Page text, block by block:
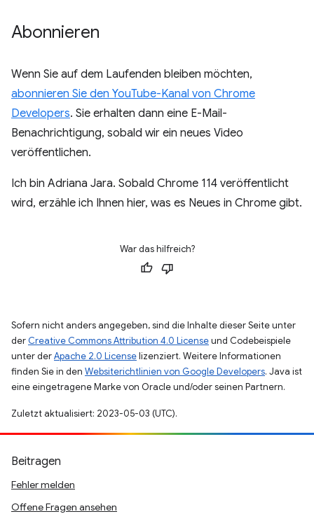
Abonnieren
Wenn Sie auf dem Laufenden bleiben möchten,
abonnieren Sie den YouTube-Kanal von Chrome
Developers. Sie erhalten dann eine E-Mail-
Benachrichtigung, sobald wir ein neues Video
veröffentlichen.
Ich bin Adriana Jara. Sobald Chrome 114 veröffentlicht
wird, erzähle ich Ihnen hier, was es Neues in Chrome gibt.
War das hilfreich?
Sofern nicht anders angegeben, sind die Inhalte dieser Seite unter
der Creative Commons Attribution 4.0 Licenseund Codebeispiele
unter derApache 2.0 Licenselizenziert. Weitere Informationen
finden Sie in den Websiterichtlinien von Google Developers. Java ist
eine eingetragene Marke von Oracle und/oder seinen Partnern.
Zuletzt aktualisiert: 2023-05-03 (UTC).
Beitragen
Fehler melden
Offene Fragen ansehen